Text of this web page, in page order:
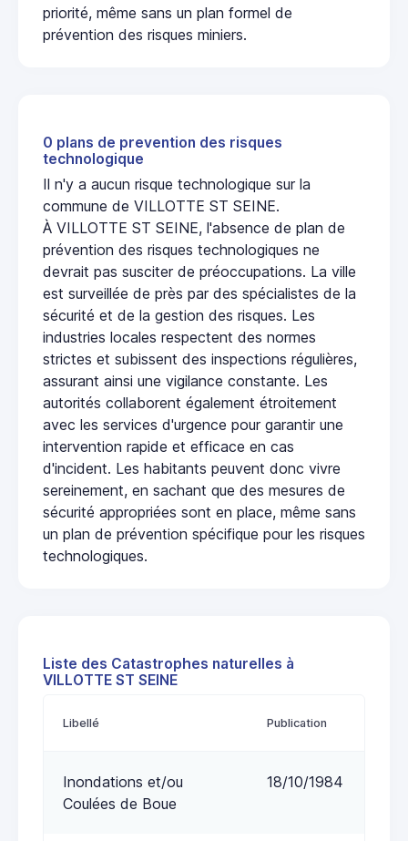
priorité, même sans un plan formel de
prévention des risques miniers.
0 plans de prevention des risques
technologique
Il n'y a aucun risque technologique sur la
commune de VILLOTTE ST SEINE.
À VILLOTTE ST SEINE, l'absence de plan de
prévention des risques technologiques ne
devrait pas susciter de préoccupations. La ville
est surveillée de près par des spécialistes de la
sécurité et de la gestion des risques. Les
industries locales respectent des normes
strictes et subissent des inspections régulières,
assurant ainsi une vigilance constante. Les
autorités collaborent également étroitement
avec les services d'urgence pour garantir une
intervention rapide et efficace en cas
d'incident. Les habitants peuvent donc vivre
sereinement, en sachant que des mesures de
sécurité appropriées sont en place, même sans
un plan de prévention spécifique pour les risques
technologiques.
Liste des Catastrophes naturelles à
VILLOTTE ST SEINE
Libellé Publication
Inondations et/ou
Coulées de Boue
18/10/1984